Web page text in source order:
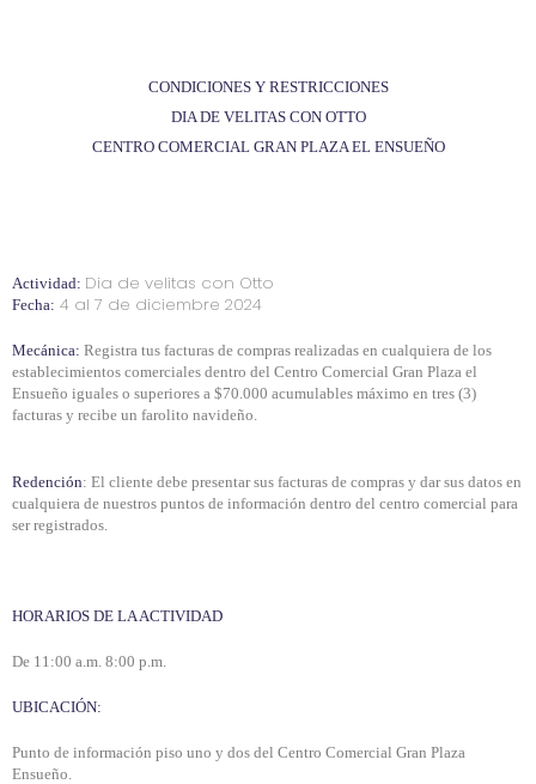
CONDICIONES Y RESTRICCIONES
DIA DE VELITAS CON OTTO
CENTRO COMERCIAL GRAN PLAZA EL ENSUEÑO
Actividad: Dia de velitas con Otto
Fecha: 4 al 7 de diciembre 2024
Mecánica: Registra tus facturas de compras realizadas en cualquiera de los
establecimientos comerciales dentro del Centro Comercial Gran Plaza el
Ensueño iguales o superiores a $70.000 acumulables máximo en tres (3)
facturas y recibe un farolito navideño.
Redención: El cliente debe presentar sus facturas de compras y dar sus datos en
cualquiera de nuestros puntos de información dentro del centro comercial para
ser registrados.
HORARIOS DE LA ACTIVIDAD
De 11:00 a.m. 8:00 p.m.
UBICACIÓN:
Punto de información piso uno y dos del Centro Comercial Gran Plaza
Ensueño.